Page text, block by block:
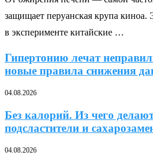
защищает перуанская крупа киноа.
в эксперименте китайские …
Гипертонию лечат
новые правила снижения
04.08.2026
Без калорий. Из чего
подсластители и
04.08.2026